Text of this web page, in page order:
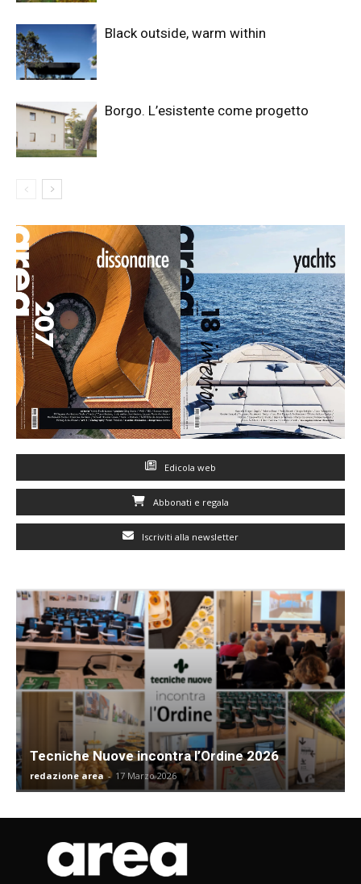
Black outside, warm within
Borgo. L’esistente come progetto
Edicola web
Abbonati e regala
Iscriviti alla newsletter
Tecniche Nuove incontra l’Ordine 2026
redazione area - 17 Marzo 2026